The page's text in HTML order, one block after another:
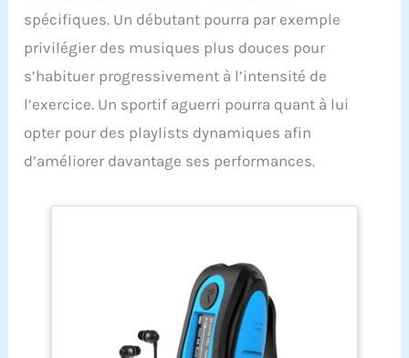
spécifiques. Un débutant pourra par exemple
privilégier des musiques plus douces pour
s’habituer progressivement à l’intensité de
l’exercice. Un sportif aguerri pourra quant à lui
opter pour des playlists dynamiques afin
d’améliorer davantage ses performances.